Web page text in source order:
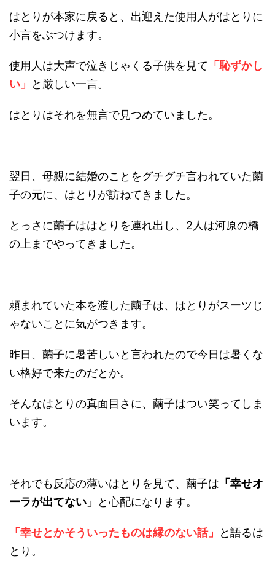
はとりが本家に戻ると、出迎えた使用人がはとりに
小言をぶつけます。
使用人は大声で泣きじゃくる子供を見て 「恥ずかし
い」
と厳しい一言。
はとりはそれを無言で見つめていました。
翌日、母親に結婚のことをグチグチ言われていた繭
子の元に、はとりが訪ねてきました。
とっさに繭子ははとりを連れ出し、2人は河原の橋
の上までやってきました。
頼まれていた本を渡した繭子は、はとりがスーツじ
ゃないことに気がつきます。
昨日、繭子に暑苦しいと言われたので今日は暑くな
い格好で来たのだとか。
そんなはとりの真面目さに、繭子はつい笑ってしま
います。
それでも反応の薄いはとりを見て、繭子は 「幸せオ
ーラが出てない」
と心配になります。
「幸せとかそういったものは縁のない話」
と語るは
とり。